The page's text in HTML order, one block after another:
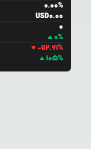
0.00%
USD0.00
0
0%
-72.61%
105%